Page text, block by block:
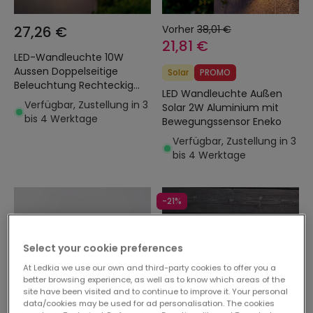
27,26 €
LED-Wandleuchte 10W
Aussen Doppelseitige
Beleuchtung Rechteckig
Schwarz Lena
Verfügbar, Zustellung in 3
bis 4 Werktage
Vorher 38,01 €
21,81 €
Solar PROMO
LED Wandleuchte Außen
Solar 2W Aluminium mit
Bewegungssensor Eneko
Verfügbar, Zustellung in 3
bis 4 Werktage
-21%
Select your cookie preferences
At Ledkia we use our own and third-party cookies to offer you a
better browsing experience, as well as to know which areas of the
site have been visited and to continue to improve it. Your personal
data/cookies may be used for ad personalisation. The cookies